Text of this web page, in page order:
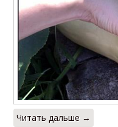
Читать дальше →